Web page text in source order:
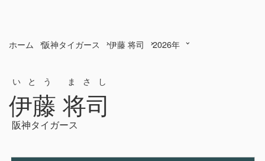
ホーム 阪神タイガース 伊藤 将司 2026年
伊藤 将司
いとう まさし
阪神タイガース